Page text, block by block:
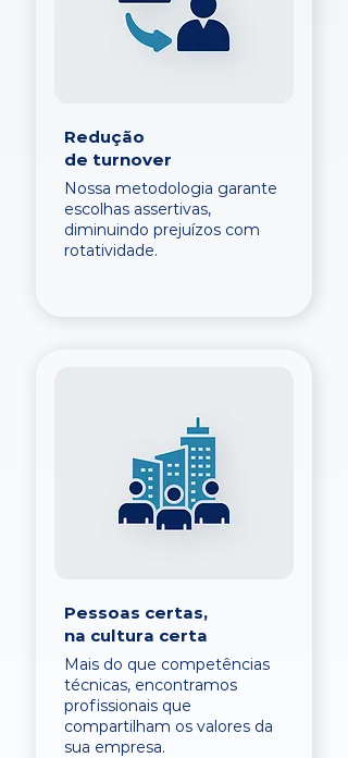
Redução
de turnover
Nossa metodologia garante
escolhas assertivas,
diminuindo prejuízos com
rotatividade.
Pessoas certas,
na cultura certa
Mais do que competências
técnicas, encontramos
profissionais que
compartilham os valores da
sua empresa.